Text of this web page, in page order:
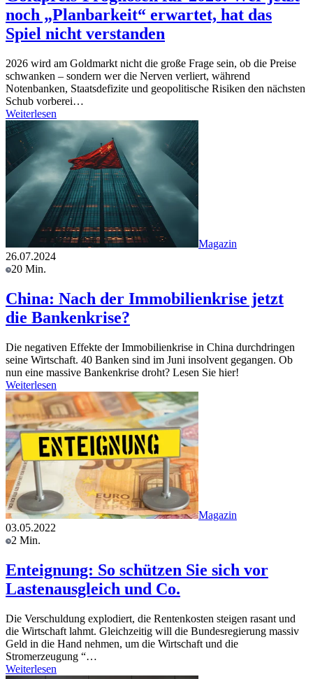
noch „Planbarkeit“ erwartet, hat das
Spiel nicht verstanden
2026 wird am Goldmarkt nicht die große Frage sein, ob die Preise
schwanken – sondern wer die Nerven verliert, während
Notenbanken, Staatsdefizite und geopolitische Risiken den nächsten
Schub vorberei…
Weiterlesen
Magazin
26.07.2024
20 Min.
China: Nach der Immobilienkrise jetzt
die Bankenkrise?
Die negativen Effekte der Immobilienkrise in China durchdringen
seine Wirtschaft. 40 Banken sind im Juni insolvent gegangen. Ob
nun eine massive Bankenkrise droht? Lesen Sie hier!
Weiterlesen
Magazin
03.05.2022
2 Min.
Enteignung: So schützen Sie sich vor
Lastenausgleich und Co.
Die Verschuldung explodiert, die Rentenkosten steigen rasant und
die Wirtschaft lahmt. Gleichzeitig will die Bundesregierung massiv
Geld in die Hand nehmen, um die Wirtschaft und die
Stromerzeugung “…
Weiterlesen